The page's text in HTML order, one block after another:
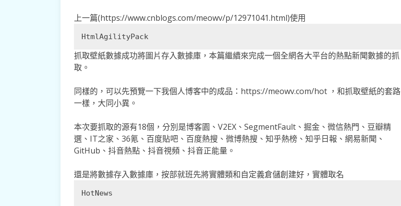
上一篇(https://www.cnblogs.com/meowv/p/12971041.html)使用
HtmlAgilityPack
抓取壁紙數據成功將圖片存入數據庫，本篇繼續來完成一個全網各大平台的熱點新聞數據的抓
取。
同樣的，可以先預覽一下我個人博客中的成品：https://meowv.com/hot ，和抓取壁紙的套路
一樣，大同小異。
本次要抓取的源有18個，分別是博客園、V2EX、SegmentFault、掘金、微信熱門、豆瓣精
選、IT之家、36氪、百度貼吧、百度熱搜、微博熱搜、知乎熱榜、知乎日報、網易新聞、
GitHub、抖音熱點、抖音視頻、抖音正能量。
還是將數據存入數據庫，按部就班先將實體類和自定義倉儲創建好，實體取名
HotNews